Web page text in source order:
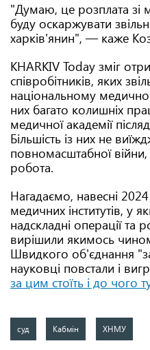
"Думаю, це розплата зі
буду оскаржувати
харків'янин", — каже
KHARKIV Today зміг
співробітників, яких
національному
них багато колишніх
медичної академії
Більшість із них не
повномасштабної
робота.
Нагадаємо, навесні
медичних інститутів, у
надскладні операції та
вирішили якимось
Швидкого об'єднання
науковці повстали і
за цим стоїть і до чого
суд Кабмін ХНМУ